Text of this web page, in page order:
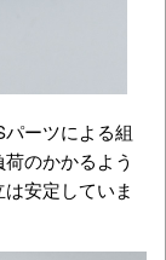
ーツによる組
のかかるよう
安定していま